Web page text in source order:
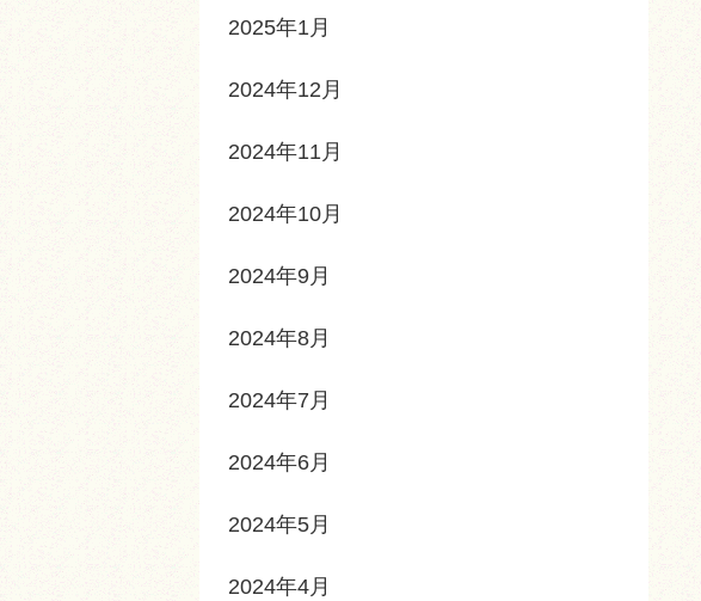
2025年1月
2024年12月
2024年11月
2024年10月
2024年9月
2024年8月
2024年7月
2024年6月
2024年5月
2024年4月